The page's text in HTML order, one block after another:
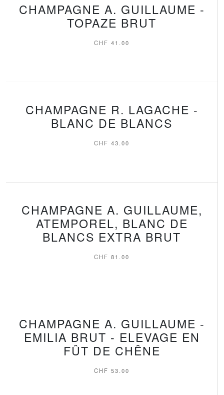
CHAMPAGNE A. GUILLAUME -
TOPAZE BRUT
CHF 41.00
CHAMPAGNE R. LAGACHE -
BLANC DE BLANCS
CHF 43.00
CHAMPAGNE A. GUILLAUME,
ATEMPOREL, BLANC DE
BLANCS EXTRA BRUT
CHF 81.00
CHAMPAGNE A. GUILLAUME -
EMILIA BRUT - ELEVAGE EN
FÛT DE CHÊNE
CHF 53.00